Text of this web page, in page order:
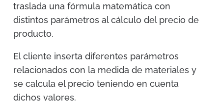
traslada una fórmula matemática con
distintos parámetros al cálculo del precio de
producto.
El cliente inserta diferentes parámetros
relacionados con la medida de materiales y
se calcula el precio teniendo en cuenta
dichos valores.